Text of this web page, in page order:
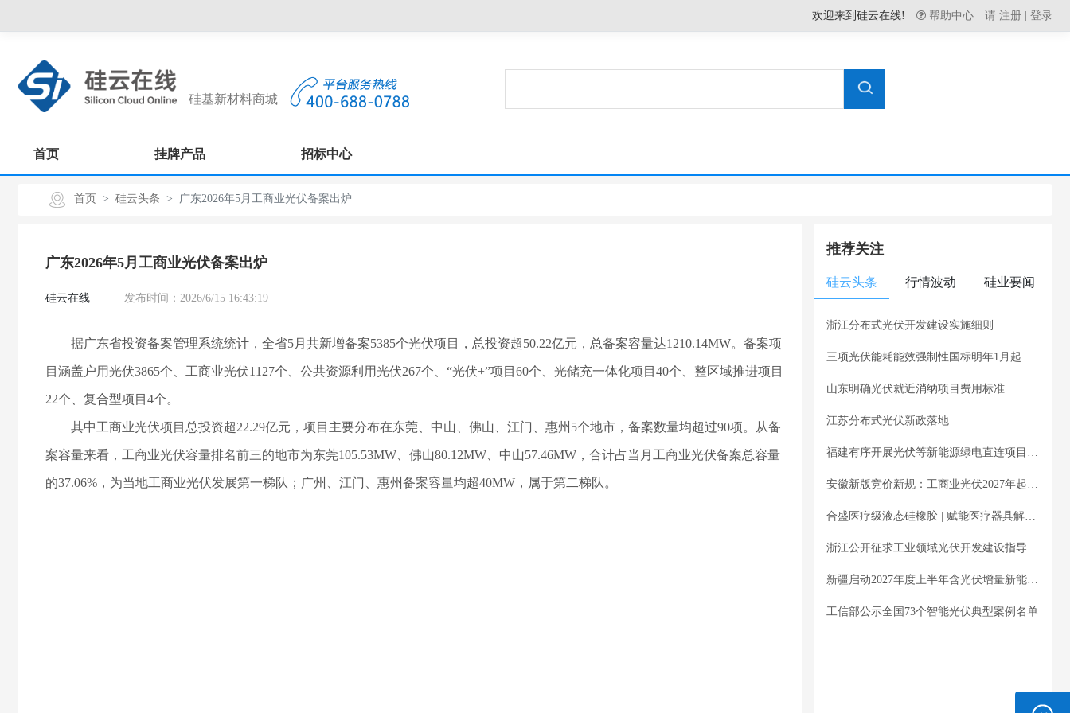
欢迎来到硅云在线! 帮助中心 请 注册 | 登录
硅基新材料商城
首页 挂牌产品 招标中心
首页 硅云头条 广东2026年5月工商业光伏备案出炉
广东2026年5月工商业光伏备案出炉
硅云在线 发布时间：2026/6/15 16:43:19
据广东省投资备案管理系统统计，全省5月共新增备案5385个光伏项目，总投资超50.22亿元，总备案容量达1210.14MW。备案项
目涵盖户用光伏3865个、工商业光伏1127个、公共资源利用光伏267个、“光伏+”项目60个、光储充一体化项目40个、整区域推进项目
22个、复合型项目4个。
其中工商业光伏项目总投资超22.29亿元，项目主要分布在东莞、中山、佛山、江门、惠州5个地市，备案数量均超过90项。从备
案容量来看，工商业光伏容量排名前三的地市为东莞105.53MW、佛山80.12MW、中山57.46MW，合计占当月工商业光伏备案总容量
的37.06%，为当地工商业光伏发展第一梯队；广州、江门、惠州备案容量均超40MW，属于第二梯队。
推荐关注
硅云头条 行情波动 硅业要闻
浙江分布式光伏开发建设实施细则
山东明确光伏就近消纳项目费用标准
江苏分布式光伏新政落地
工信部公示全国73个智能光伏典型案例名单